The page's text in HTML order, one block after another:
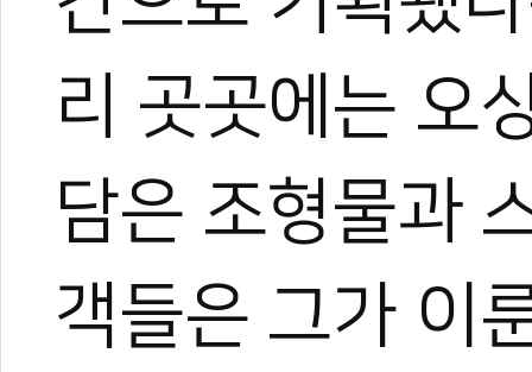
리 곳곳에는 오
담은 조형물과
객들은 그가 이